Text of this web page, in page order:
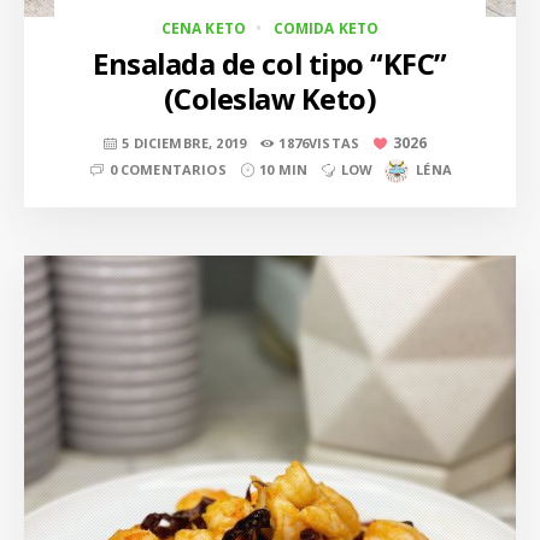
CENA KETO COMIDA KETO
Ensalada de col tipo “KFC”
(Coleslaw Keto)
5 DICIEMBRE, 2019 1876VISTAS 3026
0 COMENTARIOS 10 MIN LOW LÉNA